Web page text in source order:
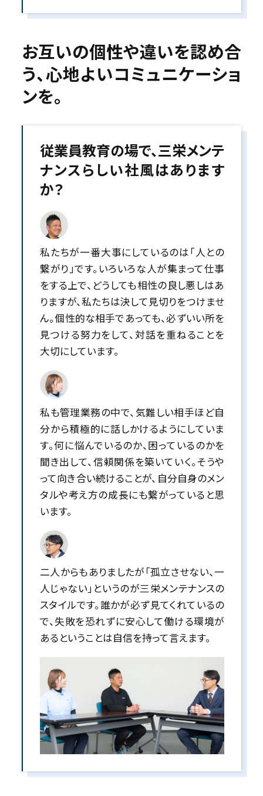
お互いの個性や違いを認め合
う、心地よいコミュニケーショ
ンを。
従業員教育の場で、三栄メンテ
ナンスらしい社風はあります
か？
私たちが一番大事にしているのは「人との
繋がり」です。いろいろな人が集まって仕事
をする上で、どうしても相性の良し悪しはあ
りますが、私たちは決して見切りをつけませ
ん。個性的な相手であっても、必ずいい所を
見つける努力をして、対話を重ねることを
大切にしています。
私も管理業務の中で、気難しい相手ほど自
分から積極的に話しかけるようにしていま
す。何に悩んでいるのか、困っているのかを
聞き出して、信頼関係を築いていく。そうや
って向き合い続けることが、自分自身のメン
タルや考え方の成長にも繋がっていると思
います。
二人からもありましたが「孤立させない、一
人じゃない」というのが三栄メンテナンスの
スタイルです。誰かが必ず見てくれているの
で、失敗を恐れずに安心して働ける環境が
あるということは自信を持って言えます。